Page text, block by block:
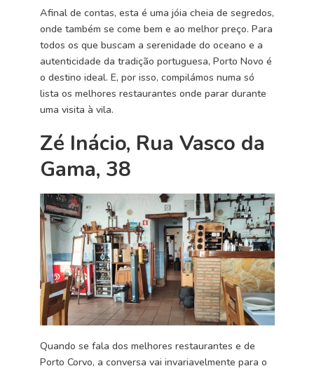
Afinal de contas, esta é uma jóia cheia de segredos,
onde também se come bem e ao melhor preço. Para
todos os que buscam a serenidade do oceano e a
autenticidade da tradição portuguesa, Porto Novo é
o destino ideal. E, por isso, compilámos numa só
lista os melhores restaurantes onde parar durante
uma visita à vila.
Zé Inácio, Rua Vasco da
Gama, 38
Quando se fala dos melhores restaurantes e de
Porto Corvo, a conversa vai invariavelmente para o